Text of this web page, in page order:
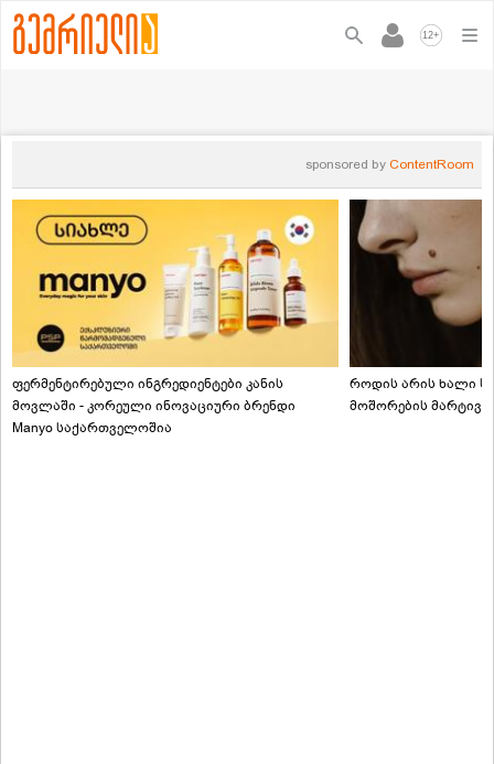
12+
sponsored by ContentRoom
ფერმენტირებული ინგრედიენტები კანის
მოვლაში - კორეული ინოვაციური ბრენდი
Manyo საქართველოშია
როდის არის ხალი
მოშორების